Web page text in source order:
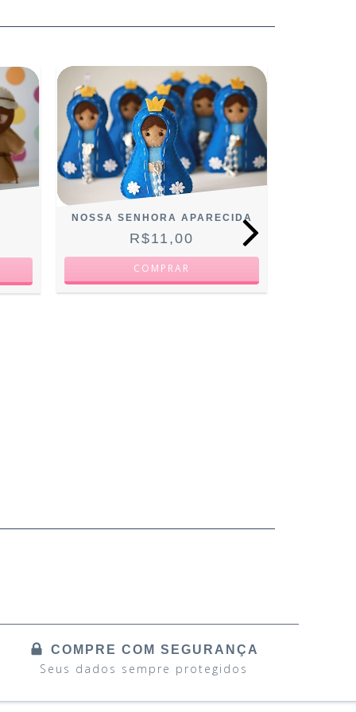
NOSSA SENHORA APARECIDA
R$11,00
COMPRE COM SEGURANÇA
Seus dados sempre protegidos